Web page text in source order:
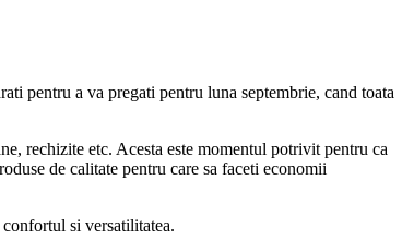
pentru a va pregati pentru luna septembrie, cand toata
rechizite etc. Acesta este momentul potrivit pentru ca
de calitate pentru care sa faceti economii
si versatilitatea.